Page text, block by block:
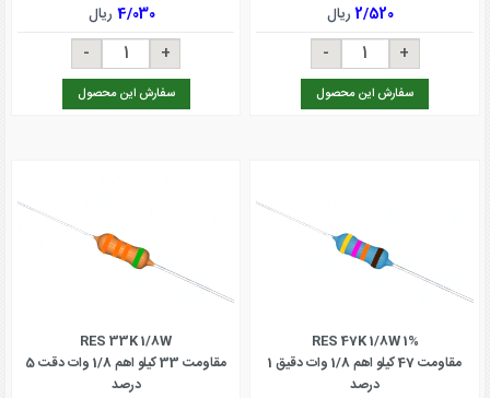
2/520ریال
سفارش این محصول
4/030 ریال
سفارش این محصول
RES 47K 1/8W 1%
مقاومت 47 کیلو اهم 1/8 وات دقیق 1
درصد
RES 33K 1/8W
مقاومت 33 کیلو اهم 1/8 وات دقت 5
درصد